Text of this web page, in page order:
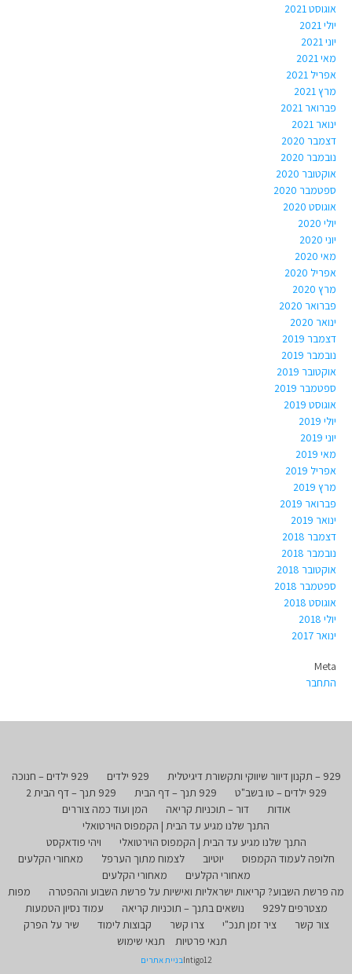
אוגוסט 2021
יולי 2021
יוני 2021
מאי 2021
אפריל 2021
מרץ 2021
פברואר 2021
ינואר 2021
דצמבר 2020
נובמבר 2020
אוקטובר 2020
ספטמבר 2020
אוגוסט 2020
יולי 2020
יוני 2020
מאי 2020
אפריל 2020
מרץ 2020
פברואר 2020
ינואר 2020
דצמבר 2019
נובמבר 2019
אוקטובר 2019
ספטמבר 2019
אוגוסט 2019
יולי 2019
יוני 2019
מאי 2019
אפריל 2019
מרץ 2019
פברואר 2019
ינואר 2019
דצמבר 2018
נובמבר 2018
אוקטובר 2018
ספטמבר 2018
אוגוסט 2018
יולי 2018
ינואר 2017
Meta
התחבר
929 – תקנון דיוור שיווקי ותקשורת דיגיטלית 929 ילדים
929 ילדים – חנוכה
929 ילדים – טו בשב"ט
929 תנך – דף הבית
929 תנך – דף הבית 2
אודות
דור – תוכניות קריאה
המן ועוד כמה צוררים
התנך שלנו מגיע עד הבית | הקמפוס הוירטואלי
התנך שלנו מגיע עד הבית | הקמפוס הוירטואלי
ויהי פודאקסט
חלופה לעמוד הקמפוס
יוטיוב לצמוח מתוך הערפל
מאחורי הקלעים
מאחורי הקלעים
מאחורי הקלעים
מה פרשת השבוע? קריאות ישראליות ואישיות על פרשת השבוע וההפטרה
מפות
מצטרפים ל929
נושאים בתנך – תוכניות קריאה
עמוד נסיון הטמעות
צור קשר
ציר זמן תנכ"י צרו קשר קבוצות לימוד
שיר על הפרק
תנאי פרטיות
תנאי שימוש
Intigo12בניית אתרים